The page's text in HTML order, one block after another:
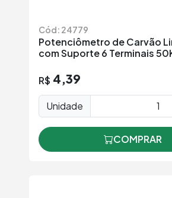
Cód: 24779
Potenciômetro de Carvão
com Suporte 6 Terminais
R$ 4,39
Unidade
COMPRAR